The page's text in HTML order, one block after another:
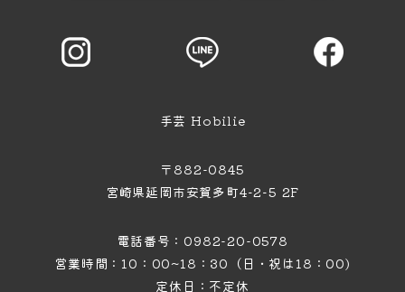
手芸 Hobilie
〒882-0845
宮崎県延岡市安賀多町4−2−5 2F
電話番号：0982-20-0578
営業時間：10：00~18：30（日・祝は18：00)
定休日：不定休